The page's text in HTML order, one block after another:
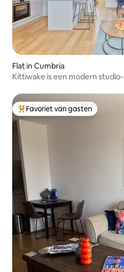
Flat in Cumbria
Kittiwake is een modern
Topfavoriet van gasten
Favoriet van gasten